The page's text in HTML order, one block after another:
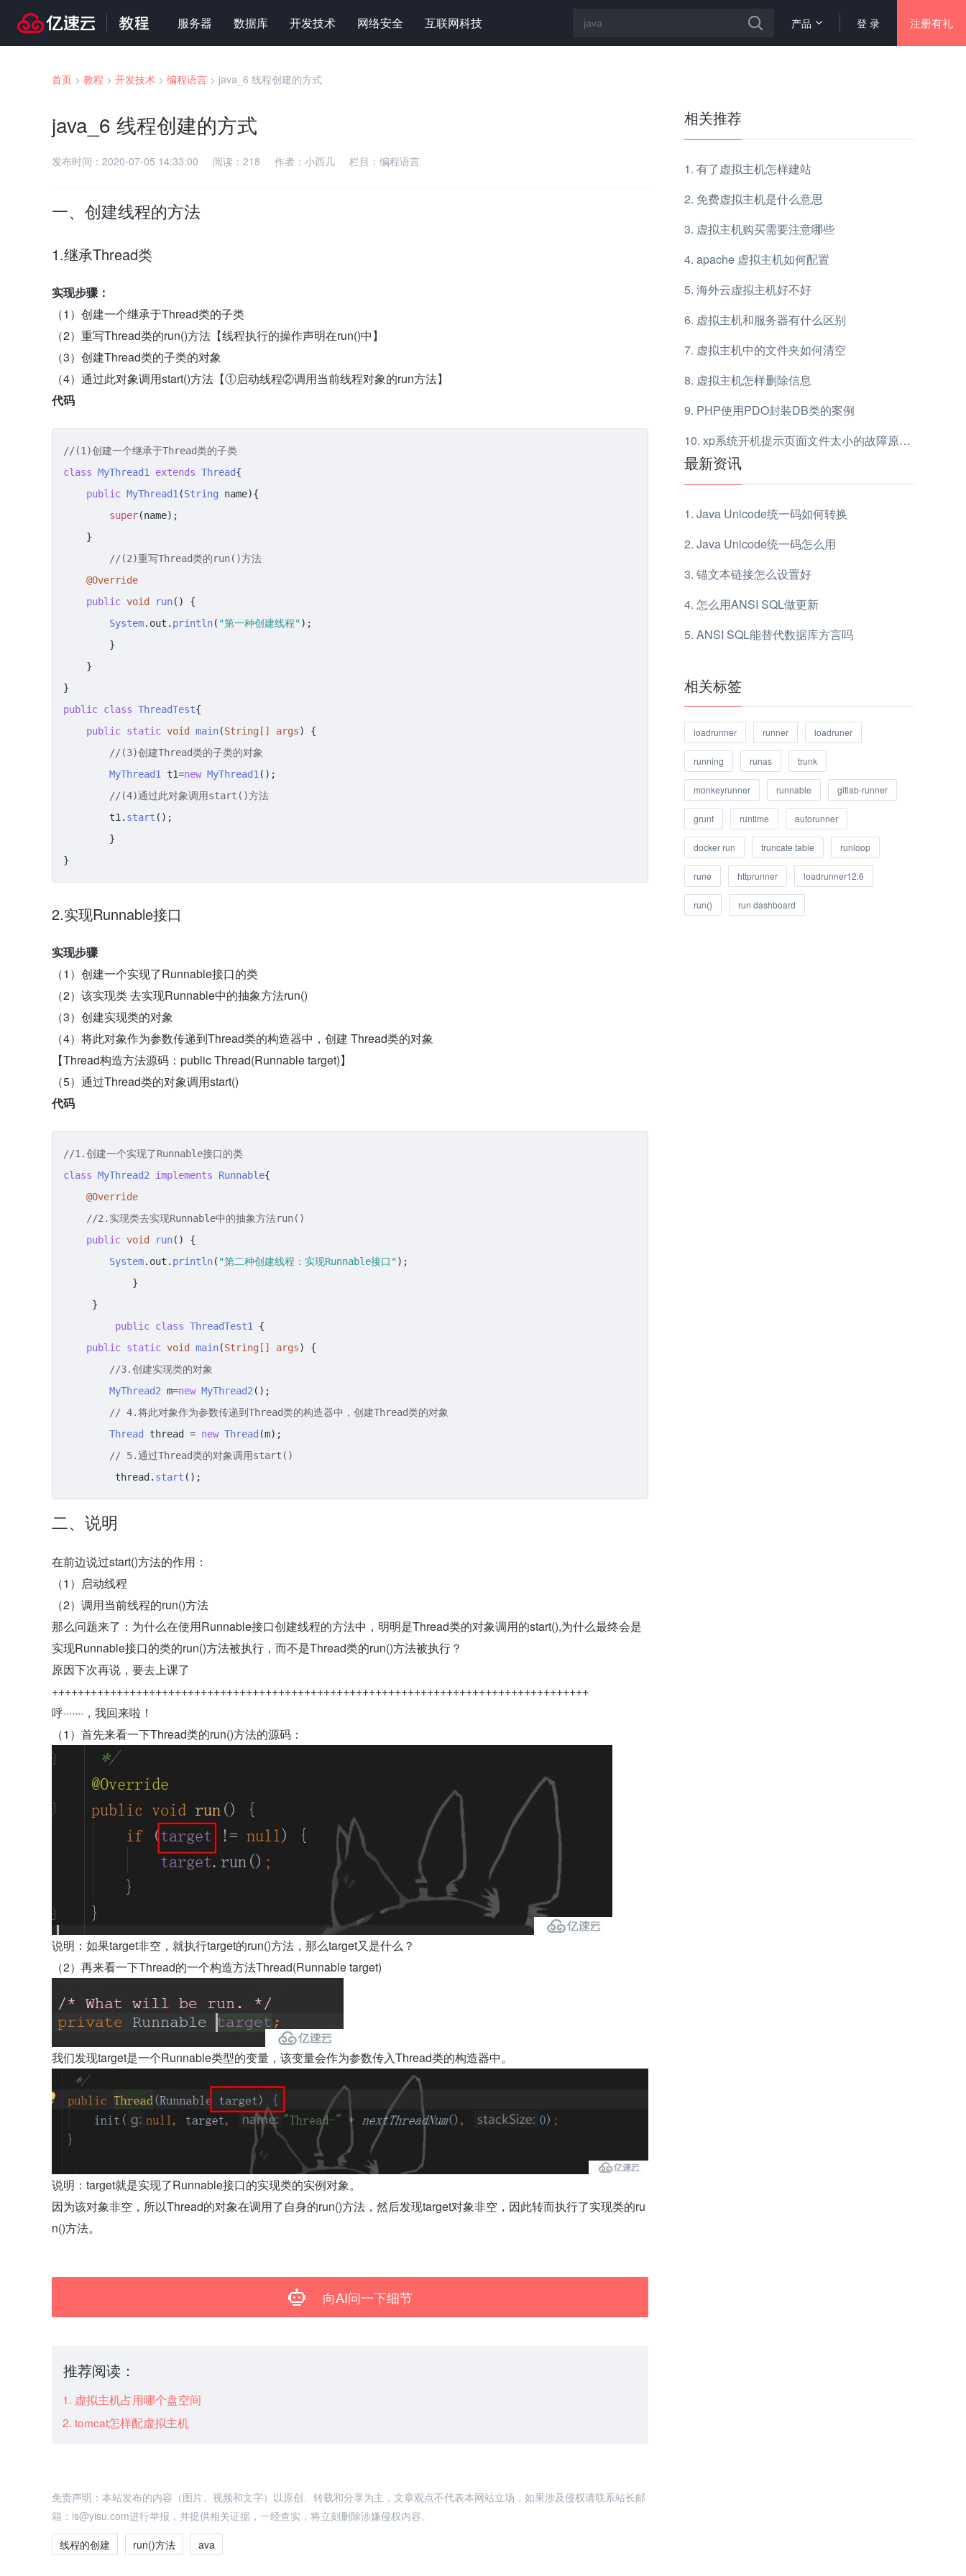
服务器 数据库 开发技术 网络安全 互联网科技 登 录 注册有礼
产品
首页 > 教程 > 开发技术 > 编程语言 > java_6 线程创建的方式
java_6 线程创建的方式
发布时间： 2020-07-05 14:33:00 阅读： 218 作者： 小西几 栏目： 编程语言
一、创建线程的方法
1.继承Thread类
实现步骤：
（1）创建一个继承于Thread类的子类
（2）重写Thread类的run()方法【线程执行的操作声明在run()中】
（3）创建Thread类的子类的对象
（4）通过此对象调用start()方法【①启动线程②调用当前线程对象的run方法】
代码
//(1)创建一个继承于Thread类的子类
class MyThread1 extends Thread{
public MyThread1 (String name){
super(name);
//(2)重写Thread类的run()方法
@Override
public void run( ) {
System. out . println( "第一种创建线程");
public class ThreadTest{
public static void main(String [] args) {
//(3)创建Thread类的子类的对象
MyThread1
t1=new MyThread1 ();
//(4)通过此对象调用start()方法
        t1.
start ();
}
2.实现Runnable接口
实现步骤
（1）创建一个实现了Runnable接口的类
（2）该实现类 去实现Runnable中的抽象方法run()
（3）创建实现类的对象
（4）将此对象作为参数传递到Thread类的构造器中，创建 Thread类的对象
【Thread构造方法源码：public Thread(Runnable target)】
（5）通过Thread类的对象调用start()
代码
//1.创建一个实现了Runnable接口的类
class MyThread2 implements Runnable{
@Override
//2.实现类去实现Runnable中的抽象方法run()
public void run( ) {
System. out . println( "第二种创建线程：实现Runnable接口");
public class ThreadTest1
{
public static void main(String [] args) {
//3.创建实现类的对象
MyThread2 m=new MyThread2 ();
// 4.将此对象作为参数传递到Thread类的构造器中，创建Thread类的对象
Thread
thread = new Thread (m);
// 5.通过Thread类的对象调用start()
         thread.
start ();
二、说明
在前边说过start()方法的作用：
（1）启动线程
（2）调用当前线程的run()方法
那么问题来了：为什么在使用Runnable接口创建线程的方法中，明明是Thread类的对象调用的start(),为什么最终会是
实现Runnable接口的类的run()方法被执行，而不是Thread类的run()方法被执行？
原因下次再说，要去上课了
+++++++++++++++++++++++++++++++++++++++++++++++++++++++++++++++++++++++++++++++++++
呼·······，我回来啦！
（1）首先来看一下Thread类的run()方法的源码：
说明：如果target非空，就执行target的run()方法，那么target又是什么？
（2）再来看一下Thread的一个构造方法Thread(Runnable target)
我们发现target是一个Runnable类型的变量，该变量会作为参数传入Thread类的构造器中。
说明：target就是实现了Runnable接口的实现类的实例对象。
因为该对象非空，所以Thread的对象在调用了自身的run()方法，然后发现target对象非空，因此转而执行了实现类的ru
n()方法。
向AI问一下细节
推荐阅读：
虚拟主机占用哪个盘空间
tomcat怎样配虚拟主机
免责声明：本站发布的内容（图片、视频和文字）以原创、转载和分享为主，文章观点不代表本网站立场，如果涉及侵权请联系站长邮
箱：is@yisu.com进行举报，并提供相关证据，一经查实，将立刻删除涉嫌侵权内容。
线程的创建
run()方法 ava
最新资讯
Java Unicode统一码如何转换
Java Unicode统一码怎么用
锚文本链接怎么设置好
怎么用ANSI SQL做更新
ANSI SQL能替代数据库方言吗
相关推荐
有了虚拟主机怎样建站
免费虚拟主机是什么意思
虚拟主机购买需要注意哪些
apache 虚拟主机如何配置
海外云虚拟主机好不好
虚拟主机和服务器有什么区别
虚拟主机中的文件夹如何清空
虚拟主机怎样删除信息
PHP使用PDO封装DB类的案例
xp系统开机提示页面文件太小的故障原因和解决方法
相关标签
loadrunner runner loadruner
running runas trunk
monkeyrunner runnable gitlab-runner
grunt runtime autorunner
docker run truncate table runloop
rune httprunner loadrunner12.6
run() run dashboard